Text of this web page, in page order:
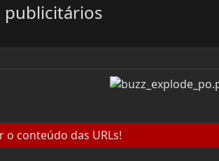
publicitários
o conteúdo das URLs!